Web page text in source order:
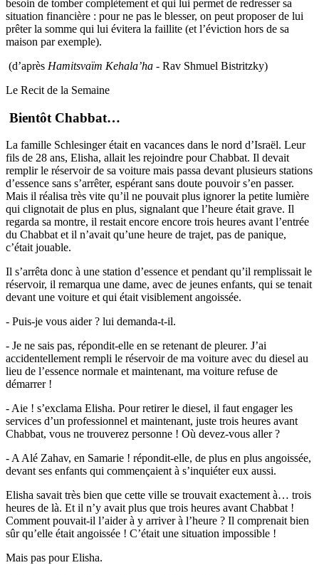
besoin de tomber complètement et qui lui permet de redresser sa
situation financière : pour ne pas le blesser, on peut proposer de lui
prêter la somme qui lui évitera la faillite (et l’éviction hors de sa
maison par exemple).
(d’après Hamitsvaïm Kehala’ha - Rav Shmuel Bistritzky)
Le Recit de la Semaine
Bientôt Chabbat…
La famille Schlesinger était en vacances dans le nord d’Israël. Leur
fils de 28 ans, Elisha, allait les rejoindre pour Chabbat. Il devait
remplir le réservoir de sa voiture mais passa devant plusieurs stations
d’essence sans s’arrêter, espérant sans doute pouvoir s’en passer.
Mais il réalisa très vite qu’il ne pouvait plus ignorer la petite lumière
qui clignotait de plus en plus, signalant que l’heure était grave. Il
regarda sa montre, il restait encore encore trois heures avant l’entrée
du Chabbat et il n’avait qu’une heure de trajet, pas de panique,
c’était jouable.
Il s’arrêta donc à une station d’essence et pendant qu’il remplissait le
réservoir, il remarqua une dame, avec de jeunes enfants, qui se tenait
devant une voiture et qui était visiblement angoissée.
- Puis-je vous aider ? lui demanda-t-il.
- Je ne sais pas, répondit-elle en se retenant de pleurer. J’ai
accidentellement rempli le réservoir de ma voiture avec du diesel au
lieu de l’essence normale et maintenant, ma voiture refuse de
démarrer !
- Aie ! s’exclama Elisha. Pour retirer le diesel, il faut engager les
services d’un professionnel et maintenant, juste trois heures avant
Chabbat, vous ne trouverez personne ! Où devez-vous aller ?
- A Alé Zahav, en Samarie ! répondit-elle, de plus en plus angoissée,
devant ses enfants qui commençaient à s’inquiéter eux aussi.
Elisha savait très bien que cette ville se trouvait exactement à… trois
heures de là. Et il n’y avait plus que trois heures avant Chabbat !
Comment pouvait-il l’aider à y arriver à l’heure ? Il comprenait bien
sûr qu’elle était angoissée ! C’était une situation impossible !
Mais pas pour Elisha.